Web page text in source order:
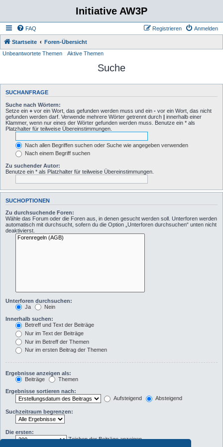
Initiative AW3P
FAQ Anmelden
Registrieren
Startseite
Foren-Übersicht
Unbeantwortete Themen
Aktive Themen
Suche
SUCHANFRAGE
Suche nach Wörtern:
Setze ein + vor ein Wort, das gefunden werden muss und ein - vor ein Wort, das nicht
gefunden werden darf. Verwende mehrere Wörter getrennt durch | innerhalb einer
Klammer, wenn nur eines der Wörter gefunden werden muss. Benutze ein * als
Platzhalter für teilweise Übereinstimmungen.
Nach allen Begriffen suchen oder Suche wie angegeben verwenden
Nach einem Begriff suchen
Zu suchender Autor:
Benutze ein * als Platzhalter für teilweise Übereinstimmungen.
SUCHOPTIONEN
Zu durchsuchende Foren:
Wähle das Forum oder die Foren aus, in denen gesucht werden soll. Unterforen werden
automatisch mit durchsucht, sofern du die Option „Unterforen durchsuchen“ unten nicht
deaktivierst.
Unterforen durchsuchen:
Ja
Nein
Innerhalb suchen:
Betreff und Text der Beiträge
Nur im Text der Beiträge
Nur im Betreff der Themen
Nur im ersten Beitrag der Themen
Ergebnisse anzeigen als:
Beiträge
Themen
Ergebnisse sortieren nach:
Aufsteigend
Absteigend
Suchzeitraum begrenzen:
Die ersten:
Zeichen der Beiträge anzeigen